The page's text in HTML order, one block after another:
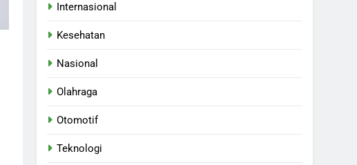
Internasional
Kesehatan
Nasional
Olahraga
Otomotif
Teknologi